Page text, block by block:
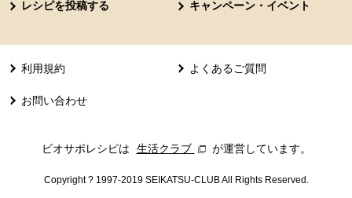
レシピを投稿する キャンペーン・イベント
利用規約 よくあるご質問
お問い合わせ
ビオサポレシピは 生活クラブ 別のウィンドウで開きます。
が運営しています。
Copyright ? 1997-2019 SEIKATSU-CLUB All Rights Reserved.